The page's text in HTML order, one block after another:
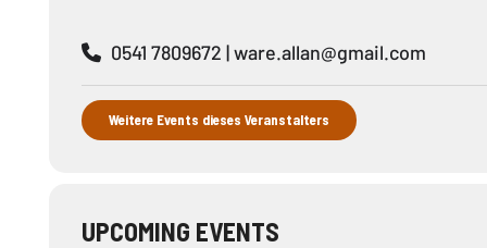
0541 7809672 |ware.allan@gmail.com
Weitere Events dieses Veranstalters
UPCOMING EVENTS